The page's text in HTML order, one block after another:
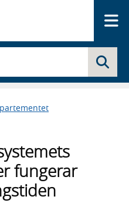
fungerar